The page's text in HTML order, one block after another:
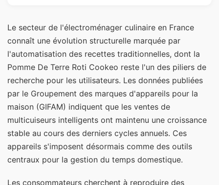
Le secteur de l'électroménager culinaire en France
connaît une évolution structurelle marquée par
l'automatisation des recettes traditionnelles, dont la
Pomme De Terre Roti Cookeo reste l'un des piliers de
recherche pour les utilisateurs. Les données publiées
par le Groupement des marques d'appareils pour la
maison (GIFAM) indiquent que les ventes de
multicuiseurs intelligents ont maintenu une croissance
stable au cours des derniers cycles annuels. Ces
appareils s'imposent désormais comme des outils
centraux pour la gestion du temps domestique.
Les consommateurs cherchent à reproduire des